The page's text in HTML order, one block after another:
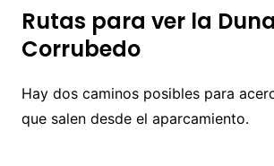
Rutas para ver la
Corrubedo
Hay dos caminos posibles para
que salen desde el aparcamiento.